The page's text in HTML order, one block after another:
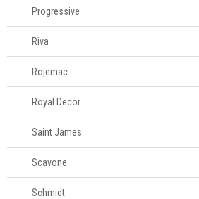
Progressive
Riva
Rojemac
Royal Decor
Saint James
Scavone
Schmidt